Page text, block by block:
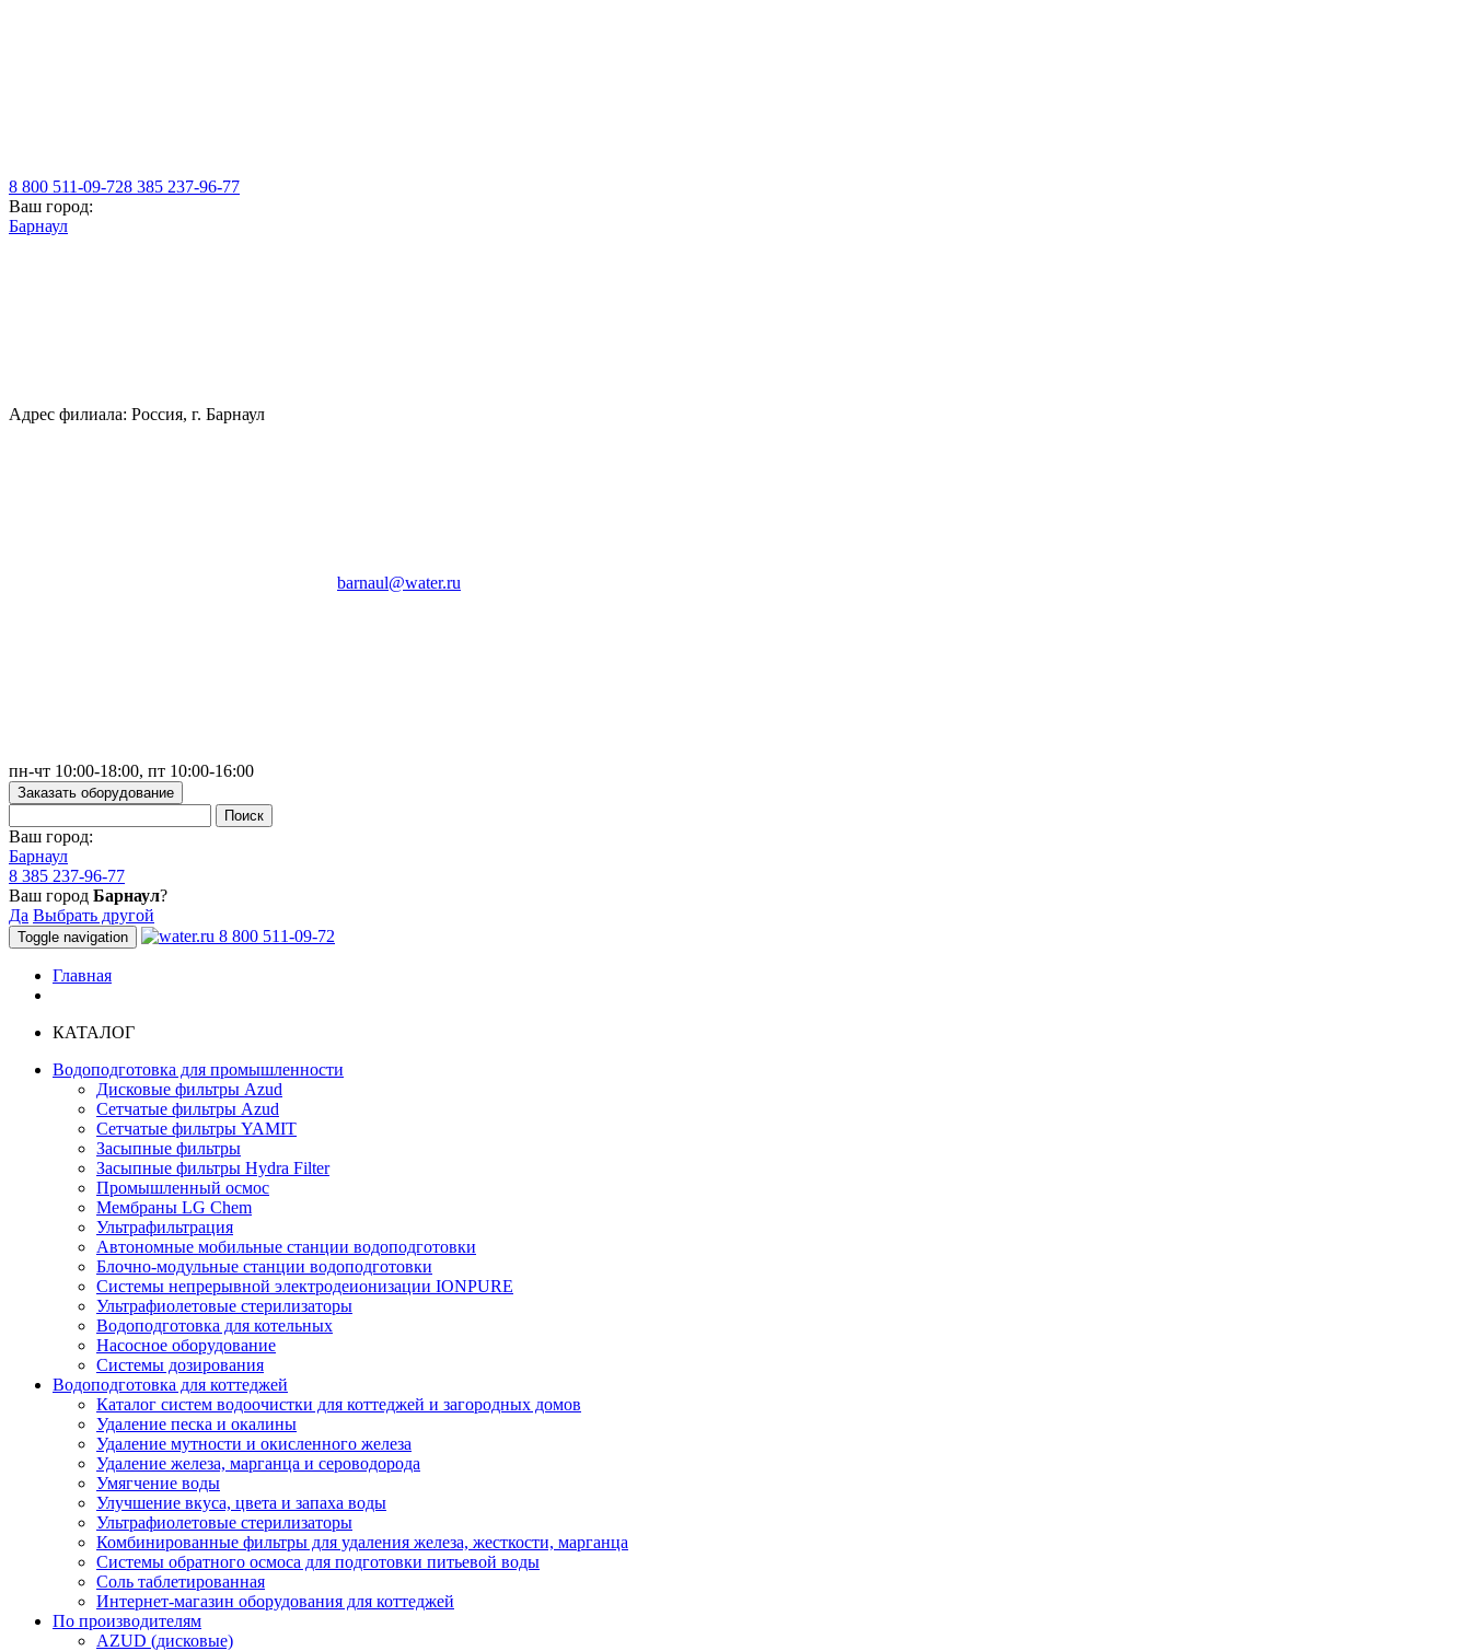
8 800 511-09-728 385 237-96-77
Ваш город:
Барнаул
Адрес филиала: Россия, г. Барнаул
barnaul@water.ru
пн-чт 10:00-18:00, пт 10:00-16:00
Заказать оборудование
Ваш город:
Барнаул
8 385 237-96-77
Ваш город Барнаул?
Да Выбрать другой
Toggle navigation 8 800 511-09-72
Главная
КАТАЛОГ
Водоподготовка для промышленности
Дисковые фильтры Azud
Сетчатые фильтры Azud
Сетчатые фильтры YAMIT
Засыпные фильтры
Засыпные фильтры Hydra Filter
Промышленный осмос
Мембраны LG Chem
Ультрафильтрация
Автономные мобильные станции водоподготовки
Блочно-модульные станции водоподготовки
Системы непрерывной электродеионизации IONPURE
Ультрафиолетовые стерилизаторы
Водоподготовка для котельных
Насосное оборудование
Системы дозирования
Водоподготовка для коттеджей
Каталог систем водоочистки для коттеджей и загородных домов
Удаление песка и окалины
Удаление мутности и окисленного железа
Удаление железа, марганца и сероводорода
Умягчение воды
Улучшение вкуса, цвета и запаха воды
Ультрафиолетовые стерилизаторы
Комбинированные фильтры для удаления железа, жесткости, марганца
Системы обратного осмоса для подготовки питьевой воды
Соль таблетированная
Интернет-магазин оборудования для коттеджей
По производителям
AZUD (дисковые)